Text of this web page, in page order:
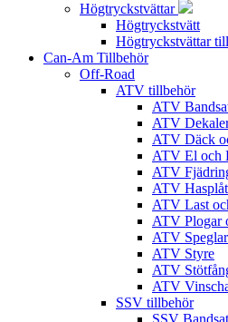
Högtryckstvättar
Högtryckstvätt
Högtryckstvättar
Can-Am Tillbehör
Off-Road
ATV tillbehör
ATV
ATV
ATV Däck
ATV El och
ATV
ATV
ATV Last
ATV Plogar
ATV Speglar
ATV Styre
ATV
ATV
SSV tillbehör
SSV